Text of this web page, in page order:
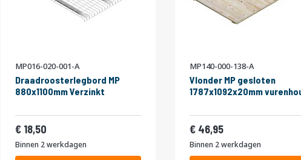
MP016-020-001-A
Draadroosterlegbord MP
880x1100mm Verzinkt
18,50
Binnen 2 werkdagen
MP140-000-138-A
Vlonder MP gesloten
1787x1092x20mm
46,95
Binnen 2 werkdagen